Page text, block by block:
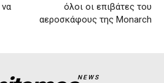
όλοι οι επιβάτες του
αεροσκάφους της Monarch
NEWS